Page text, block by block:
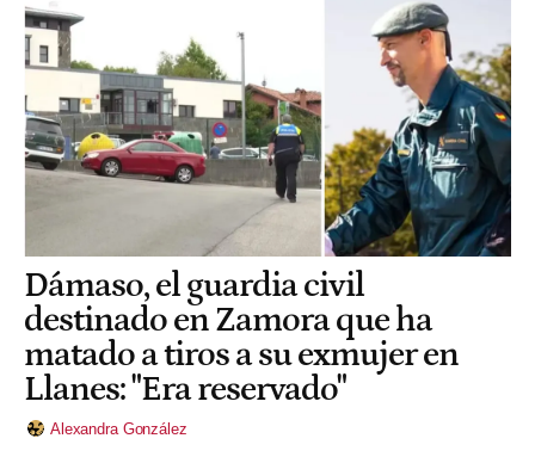
Dámaso, el guardia civil
destinado en Zamora que ha
matado a tiros a su exmujer en
Llanes: "Era reservado"
Alexandra González